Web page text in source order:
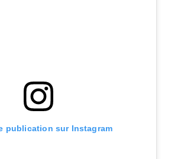
publication sur Instagram